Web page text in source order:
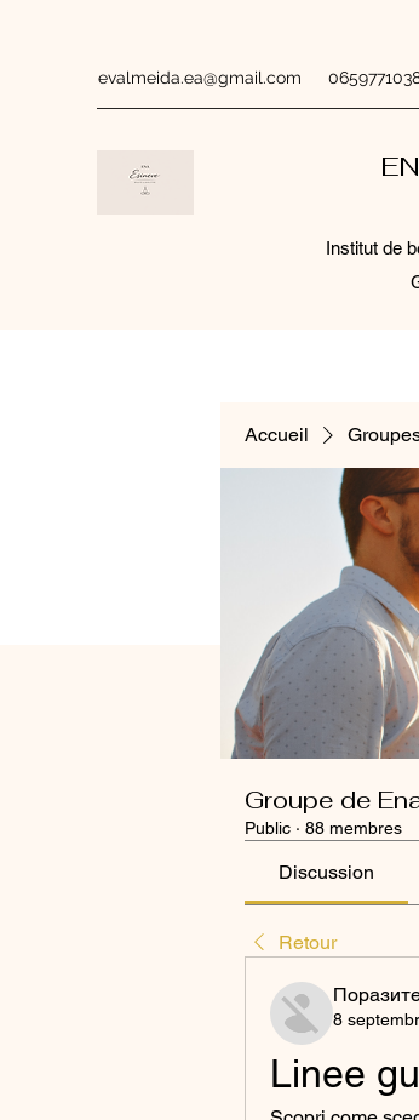
evalmeida.ea@gmail.com
Institut de
Accueil
Groupe de
Public · 88 membres
Discussion
Retour
8
Linee